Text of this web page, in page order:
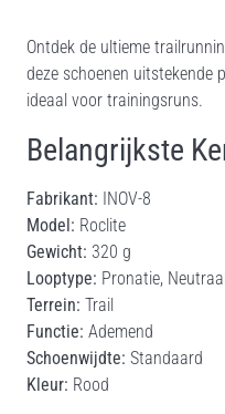
Ontdek de ultieme
deze schoenen uitstekende
ideaal voor trainingsruns.
Belangrijkste
Fabrikant: INOV-8
Model: Roclite
Gewicht: 320 g
Looptype: Pronatie,
Terrein: Trail
Functie: Ademend
Schoenwijdte: Standaard
Kleur: Rood